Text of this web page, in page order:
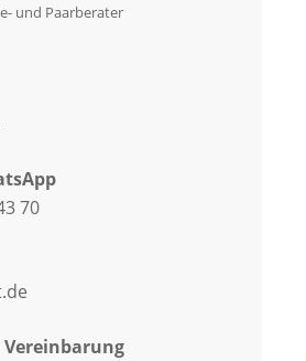
und Paarberater
70